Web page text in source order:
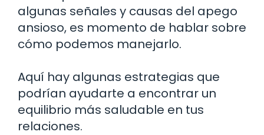
algunas señales y causas del apego
ansioso, es momento de hablar sobre
cómo podemos manejarlo.
Aquí hay algunas estrategias que
podrían ayudarte a encontrar un
equilibrio más saludable en tus
relaciones.